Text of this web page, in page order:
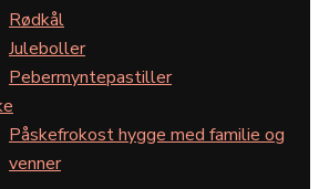
Rødkål
Juleboller
Pebermyntepastiller
Påskefrokost hygge med familie og
venner